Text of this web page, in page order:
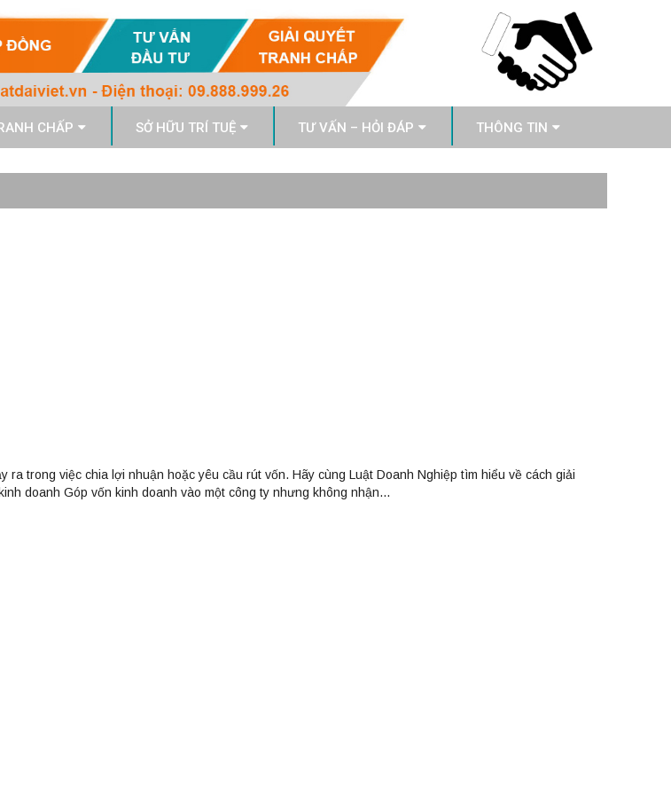
CHẤP SỞ HỮU TRÍ TUỆ TƯ VẤN – HỎI ĐÁP THÔNG TIN
trong việc chia lợi nhuận hoặc yêu cầu rút vốn. Hãy cùng Luật Doanh Nghiệp tìm hiểu về cách giải
doanh Góp vốn kinh doanh vào một công ty nhưng không nhận...